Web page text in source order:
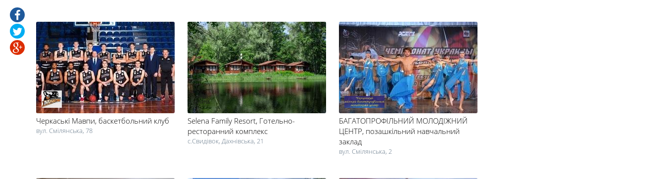
Черкаські Мавпи, баскетбольний клуб
вул. Смілянська, 78
Selena Family Resort, Готельно-
ресторанний комплекс
c.Свидівок, Дахнівська, 21
БАГАТОПРОФІЛЬНИЙ МОЛОДІЖНИЙ
ЦЕНТР, позашкільний навчальний
заклад
вул. Смілянська, 2